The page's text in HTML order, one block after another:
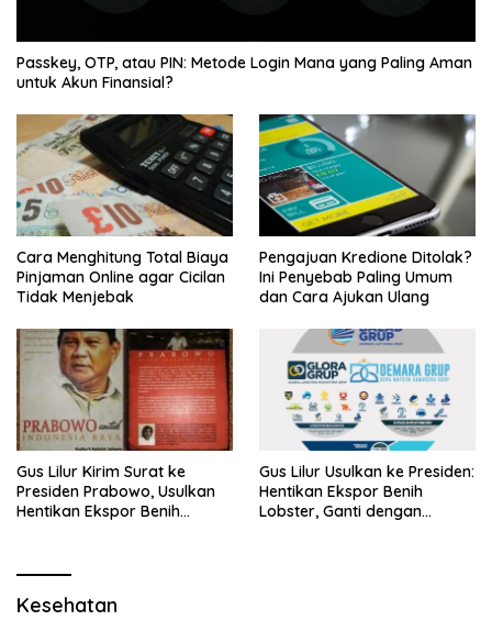
Passkey, OTP, atau PIN: Metode Login Mana yang Paling Aman
untuk Akun Finansial?
Cara Menghitung Total Biaya
Pinjaman Online agar Cicilan
Tidak Menjebak
Pengajuan Kredione Ditolak?
Ini Penyebab Paling Umum
dan Cara Ajukan Ulang
Gus Lilur Kirim Surat ke
Presiden Prabowo, Usulkan
Hentikan Ekspor Benih
Gus Lilur Usulkan ke Presiden:
Hentikan Ekspor Benih
Lobster, Ganti dengan
Kesehatan